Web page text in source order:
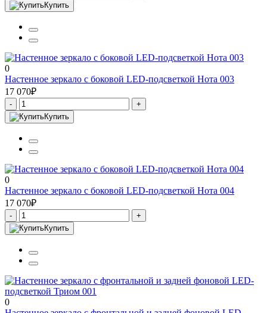
Купить
0
Настенное зеркало с боковой LED-подсветкой Нота 003
17 070₽
-
+
Купить
0
Настенное зеркало с боковой LED-подсветкой Нота 004
17 070₽
-
+
Купить
0